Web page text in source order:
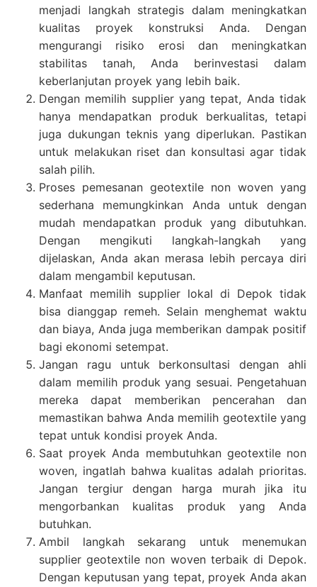
menjadi langkah strategis dalam meningkatkan
kualitas proyek konstruksi Anda. Dengan
mengurangi risiko erosi dan meningkatkan
stabilitas tanah, Anda berinvestasi dalam
keberlanjutan proyek yang lebih baik.
Dengan memilih supplier yang tepat, Anda tidak
hanya mendapatkan produk berkualitas, tetapi
juga dukungan teknis yang diperlukan. Pastikan
untuk melakukan riset dan konsultasi agar tidak
salah pilih.
Proses pemesanan geotextile non woven yang
sederhana memungkinkan Anda untuk dengan
mudah mendapatkan produk yang dibutuhkan.
Dengan mengikuti langkah-langkah yang
dijelaskan, Anda akan merasa lebih percaya diri
dalam mengambil keputusan.
Manfaat memilih supplier lokal di Depok tidak
bisa dianggap remeh. Selain menghemat waktu
dan biaya, Anda juga memberikan dampak positif
bagi ekonomi setempat.
Jangan ragu untuk berkonsultasi dengan ahli
dalam memilih produk yang sesuai. Pengetahuan
mereka dapat memberikan pencerahan dan
memastikan bahwa Anda memilih geotextile yang
tepat untuk kondisi proyek Anda.
Saat proyek Anda membutuhkan geotextile non
woven, ingatlah bahwa kualitas adalah prioritas.
Jangan tergiur dengan harga murah jika itu
mengorbankan kualitas produk yang Anda
butuhkan.
Ambil langkah sekarang untuk menemukan
supplier geotextile non woven terbaik di Depok.
Dengan keputusan yang tepat, proyek Anda akan